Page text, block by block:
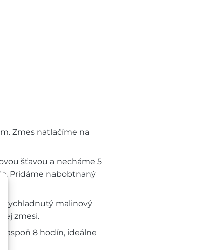
Zmes natlačíme na
šťavou a necháme 5
Pridáme nabobtnaný
vychladnutý malinový
zmesi.
aspoň 8 hodín, ideálne